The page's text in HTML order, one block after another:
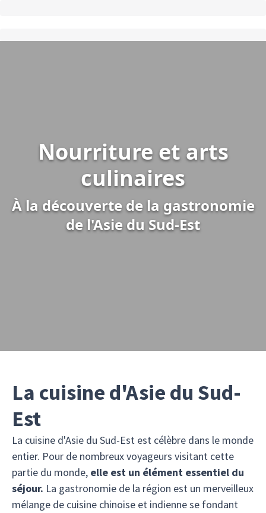
Nourriture et arts
culinaires
À la découverte de la gastronomie
de l'Asie du Sud-Est
La cuisine d'Asie du Sud-
Est
La cuisine d'Asie du Sud-Est est célèbre dans le monde
entier. Pour de nombreux voyageurs visitant cette
partie du monde, elle est un élément essentiel du
séjour. La gastronomie de la région est un merveilleux
mélange de cuisine chinoise et indienne se fondant